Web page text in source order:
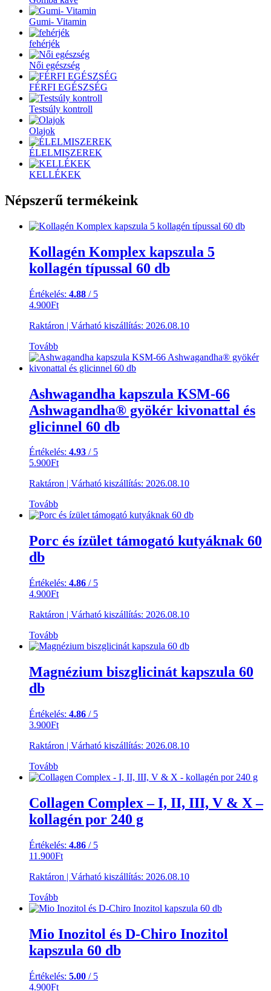
Gumi- Vitamin
fehérjék
Női egészség
FÉRFI EGÉSZSÉG
Testsúly kontroll
Olajok
ÉLELMISZEREK
KELLÉKEK
Népszerű termékeink
Kollagén Komplex kapszula 5
kollagén típussal 60 db
Értékelés: 4.88 / 5
4.900Ft
Raktáron | Várható kiszállítás: 2026.08.10
Tovább
Ashwagandha kapszula KSM-66
Ashwagandha® gyökér kivonattal és
glicinnel 60 db
Értékelés: 4.93 / 5
5.900Ft
Raktáron | Várható kiszállítás: 2026.08.10
Tovább
Porc és ízület támogató kutyáknak 60
db
Értékelés: 4.86 / 5
4.900Ft
Raktáron | Várható kiszállítás: 2026.08.10
Tovább
Magnézium biszglicinát kapszula 60
db
Értékelés: 4.86 / 5
3.900Ft
Raktáron | Várható kiszállítás: 2026.08.10
Tovább
Collagen Complex – I, II, III, V & X –
kollagén por 240 g
Értékelés: 4.86 / 5
11.900Ft
Raktáron | Várható kiszállítás: 2026.08.10
Tovább
Mio Inozitol és D-Chiro Inozitol
kapszula 60 db
Értékelés: 5.00 / 5
4.900Ft